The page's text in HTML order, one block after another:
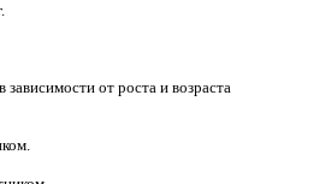
от роста и возраста